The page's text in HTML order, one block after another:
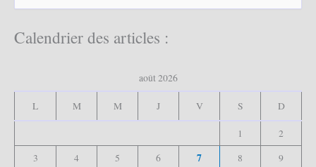
e
Calendrier des articles :
août 2026
L M M J V S D
1
2
3
4 5 6 7 8
9